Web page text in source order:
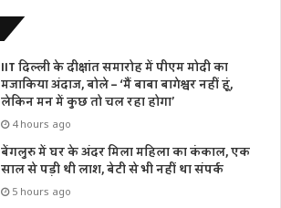
IIT दिल्ली के दीक्षांत समारोह में पीएम मोदी का
मजाकिया अंदाज, बोले – ‘मैं बाबा बागेश्वर नहीं हूं,
लेकिन मन में कुछ तो चल रहा होगा’
4 hours ago
बेंगलुरु में घर के अंदर मिला महिला का कंकाल, एक
साल से पड़ी थी लाश, बेटी से भी नहीं था संपर्क
5 hours ago